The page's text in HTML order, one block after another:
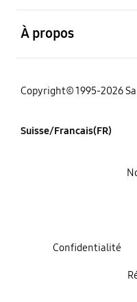
À propos
Copyright© 1995-2026
Suisse/Francais(FR)
Confidentialité